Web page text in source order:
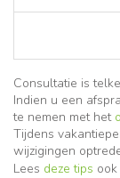
Consultatie is
Indien u een
te nemen met het
Tijdens
wijzigingen
Lees deze tips